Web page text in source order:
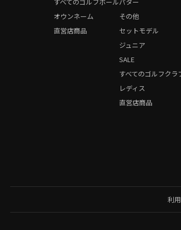
オウンネーム
直営店商品
レディス
直営店商品
その他
セットモデル
ジュニア
SALE
すべてのゴルフクラ
利